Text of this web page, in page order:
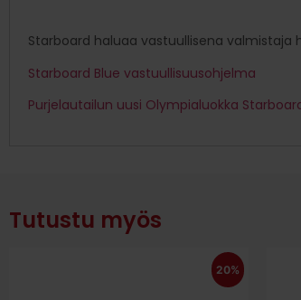
Starboard haluaa vastuullisena
Starboard Blue vastuullisuusohjelma
Purjelautailun uusi Olympialuokka
Tutustu myös
20%